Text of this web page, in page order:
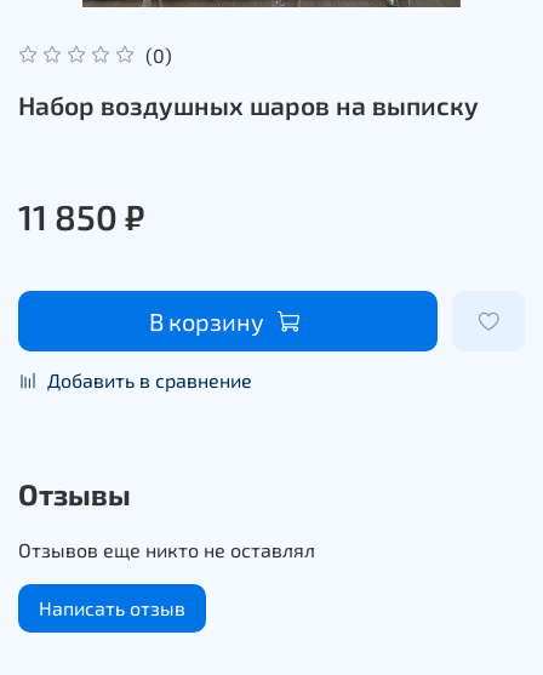
(0)
Набор воздушных шаров на выписку
11 850 ₽
В корзину
Добавить в сравнение
Отзывы
Отзывов еще никто не оставлял
Написать отзыв